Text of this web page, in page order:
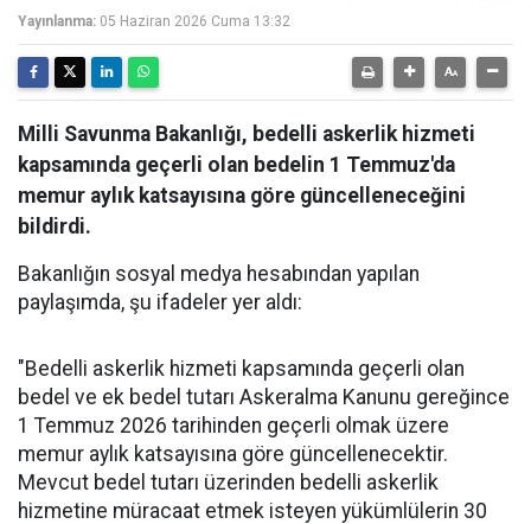
Yayınlanma: 05 Haziran 2026 Cuma 13:32
Milli Savunma Bakanlığı, bedelli askerlik hizmeti
kapsamında geçerli olan bedelin 1 Temmuz'da
memur aylık katsayısına göre güncelleneceğini
bildirdi.
Bakanlığın sosyal medya hesabından yapılan
paylaşımda, şu ifadeler yer aldı:
"Bedelli askerlik hizmeti kapsamında geçerli olan
bedel ve ek bedel tutarı Askeralma Kanunu gereğince
1 Temmuz 2026 tarihinden geçerli olmak üzere
memur aylık katsayısına göre güncellenecektir.
Mevcut bedel tutarı üzerinden bedelli askerlik
hizmetine müracaat etmek isteyen yükümlülerin 30